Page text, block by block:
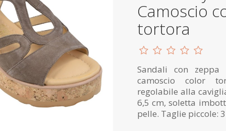
Camoscio
tortora
Sandali con
camoscio color
regolabile alla
6,5 cm, soletta
pelle. Taglie piccole: